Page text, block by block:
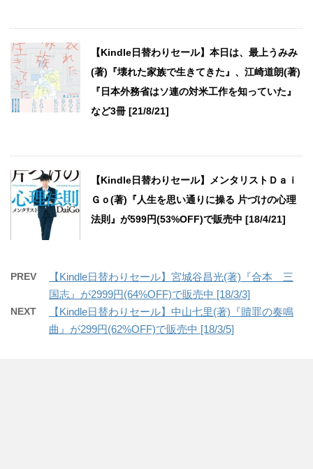
【Kindle日替わりセール】本日は、最上うみみ
(著)『壊れた家族で生きてきた』、江崎道朗(著)
『日本外務省はソ連の対米工作を知っていた』
など3冊 [21/8/21]
【Kindle日替わりセール】メンタリストＤａｉ
Ｇｏ(著)『人生を思い通りに操る 片づけの心理
法則』が599円(53%OFF)で販売中 [18/4/21]
PREV
【Kindle日替わりセール】宮城谷昌光(著)『合本 三
国志』が2999円(64%OFF)で販売中 [18/3/3]
NEXT
【Kindle日替わりセール】中山七里(著)『贖罪の奏鳴
曲』が299円(62%OFF)で販売中 [18/3/5]